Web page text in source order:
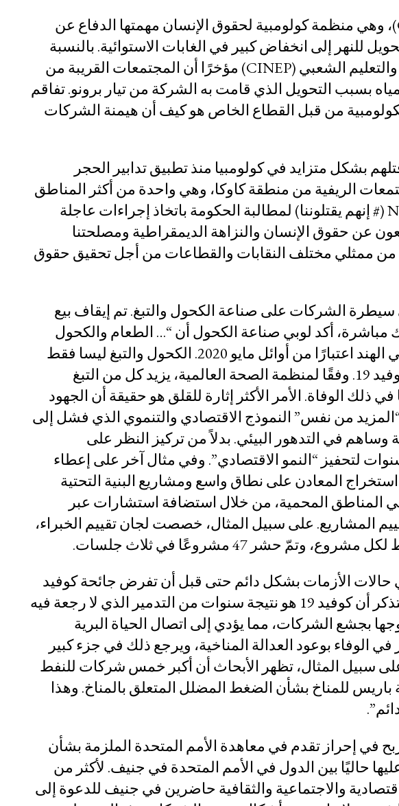
؟
العقاب
مركز البحث المجتمعي
الحركات الاجتماعية
التقاضي الاستراتيجي
المرأة والحقوق الاقتصادية
والاجتماعية والثقافية
الموارد
ما هي الحقوق الاقتصادية والاجتماعية والثقافية ؟
قاعدة بيانات السوابق القضائية
المستجدات
بادر بالتحرك
تبرّع
عن الشبكة
الأعضاء
بادر بالتحرك
تبرّع
وظائف شاغرة
وفقًا لجمعية خوزيه ألفير ريستريبو للمحامين (CAJAR)، وهي منظمة كولومبية لحقوق الإنسان مهمتها الدفاع عن
للنهر إلى انخفاض كبير في الغابات الاستوائية. بالنسبة
لمجتمع وايو، هذه المنطقة مقدسة. أفاد مركز الأبحاث والتعليم الشعبي (CINEP) مؤخرًا أن المجتمعات القريبة من
بسبب التحويل الذي قامت به الشركة من تيار برونو. تفاقم
من قبل القطاع الخاص هو كيف أن هيمنة الشركات
بشكل متزايد في كولومبيا منذ تطبيق تدابير الحجر
المجتمعات الريفية من منطقة كاوكا، وهي واحدة من أكثر المناطق
تضرراً من العنف، حملة تحت شعار #Nos están matando (# إنهم يقتلوننا) لمطالبة الحكومة باتخاذ إجراءات عاجلة
عن حقوق الإنسان والنزاهة الديمقراطية ومصلحتنا
من ممثلي مختلف النقابات والقطاعات من أجل تحقيق حقوق
سيطرة الشركات على صناعة الكحول والتبغ. تم إيقاف بيع
مباشرة، أكد لوبي صناعة الكحول أن “… الطعام والكحول
سلعتان أساسيتان …” ، وبعد ذلك استؤنفت المبيعات في الهند اعتبارًا من أوائل مايو 2020. الكحول والتبغ ليسا فقط
غير ضروريين، ولكنهما سيهزماننا في جهودنا لاحتواء كوفيد 19. وفقًا لمنظمة الصحة العالمية، يزيد كل من التبغ
من خطر حدوث نتائج خطيرة لـ كوفيد 19، بما في ذلك الوفاة. الأمر الأكثر إثارة للقلق هو حقيقة أن الجهود
من نفس” النموذج الاقتصادي والتنموي الذي فشل إلى
في التدهور البيئي. بدلاً من تركيز النظر على
لتحفيز “النمو الاقتصادي”. وفي مثال آخر على إعطاء
المعادن على نطاق واسع ومشاريع البنية التحتية
في المناطق المحمية، من خلال استضافة استشارات عبر
المشاريع. على سبيل المثال، خصصت لجان تقييم الخبراء،
47 مشروعًا في ثلاث جلسات.
الأزمات بشكل دائم حتى قبل أن تفرض جائحة كوفيد
19 أزمة على الأغنياء والفقراء على حد سواء. يجب أن نتذكر أن كوفيد 19 هو نتيجة سنوات من التدمير الذي لا رجعة فيه
بجشع الشركات، مما يؤدي إلى اتصال الحياة البرية
الوفاء بوعود العدالة المناخية، ويرجع ذلك في جزء كبير
سبيل المثال، تظهر الأبحاث أن أكبر خمس شركات للنفط
باريس للمناخ بشأن الضغط المضلل المتعلق بالمناخ. وهذا
في إحراز تقدم في معاهدة الأمم المتحدة الملزمة بشأن
حاليًا بين الدول في الأمم المتحدة في جنيف. لأكثر من
والاجتماعية والثقافية حاضرين في جنيف للدعوة إلى